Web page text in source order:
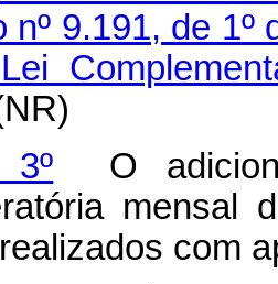
nº 9.191, de 1º
3º O
mensal
com